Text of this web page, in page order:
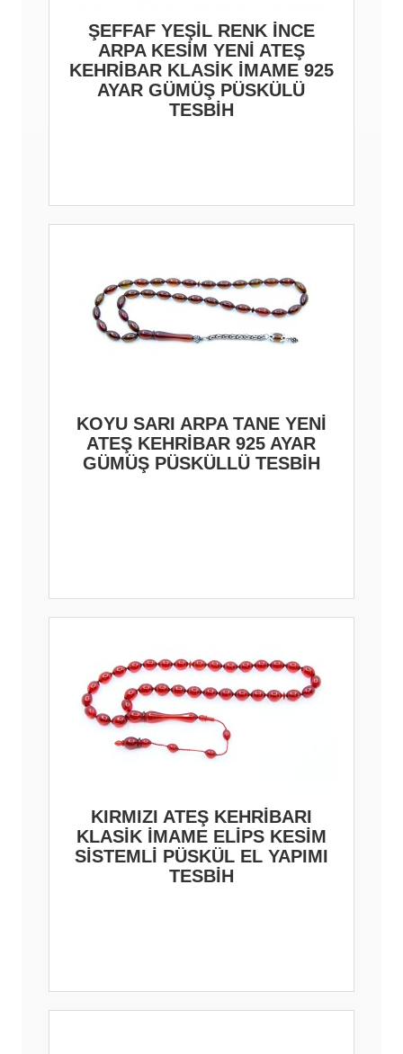
ŞEFFAF YEŞİL RENK İNCE
ARPA KESİM YENİ ATEŞ
KEHRİBAR KLASİK İMAME 925
AYAR GÜMÜŞ PÜSKÜLÜ
TESBİH
KOYU SARI ARPA TANE YENİ
ATEŞ KEHRİBAR 925 AYAR
GÜMÜŞ PÜSKÜLLÜ TESBİH
KIRMIZI ATEŞ KEHRİBARI
KLASİK İMAME ELİPS KESİM
SİSTEMLİ PÜSKÜL EL YAPIMI
TESBİH